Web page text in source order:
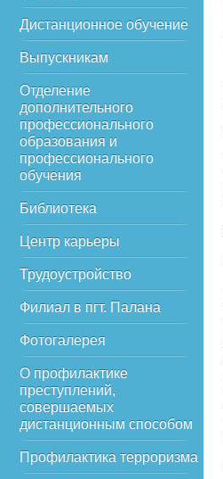
Дистанционное обучение
Выпускникам
Отделение
дополнительного
профессионального
образования и
профессионального
обучения
Библиотека
Центр карьеры
Трудоустройство
Филиал в пгт. Палана
Фотогалерея
О профилактике
преступлений,
совершаемых
дистанционным способом
Профилактика терроризма